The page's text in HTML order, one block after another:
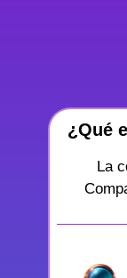
¿Qué
La